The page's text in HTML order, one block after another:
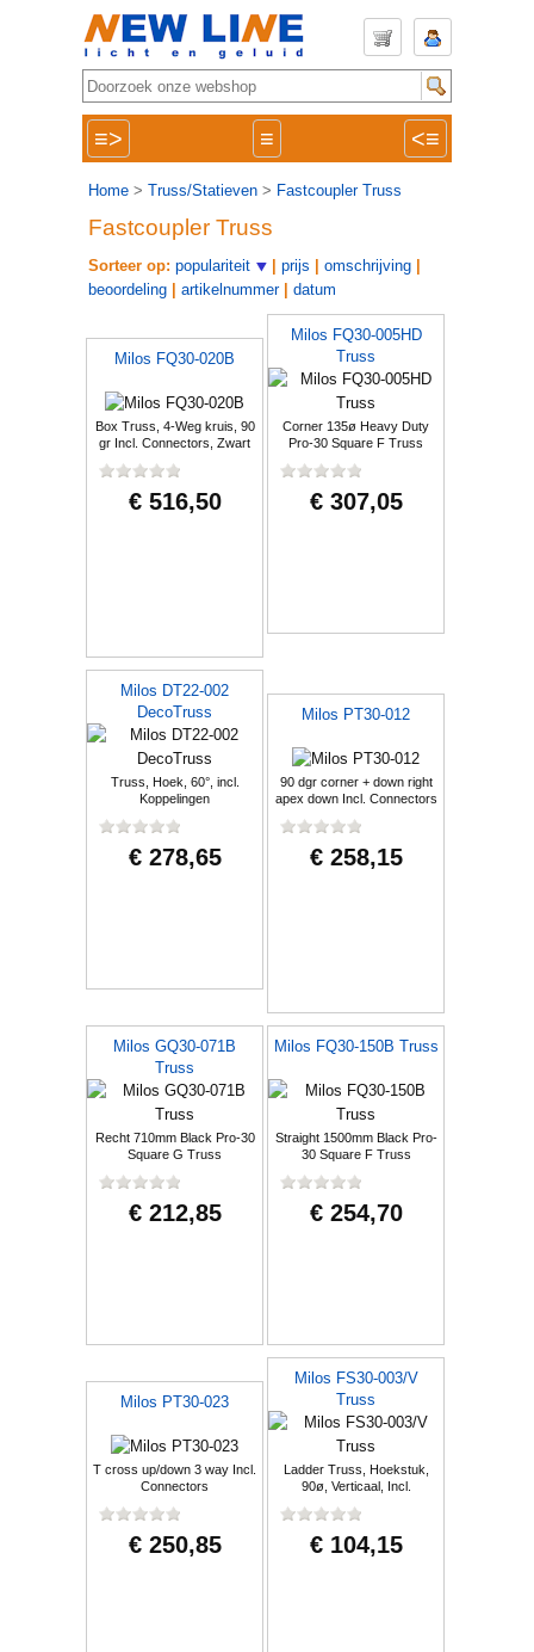
≡> ≡ <≡
Home > Truss/Statieven > Fastcoupler Truss
Fastcoupler Truss
Sorteer op: populariteit prijs omschrijving
beoordeling
artikelnummer| datum
Milos FQ30-020B
Box Truss, 4-Weg kruis, 90
gr Incl. Connectors, Zwart
€ 516,50
Milos FQ30-005HD
Truss
Corner 135ø Heavy Duty
Pro-30 Square F Truss
€ 307,05
Milos DT22-002
DecoTruss
Truss, Hoek, 60°, incl.
Koppelingen
€ 278,65
Milos PT30-012
90 dgr corner + down right
apex down Incl. Connectors
€ 258,15
Milos GQ30-071B
Truss
Recht 710mm Black Pro-30
Square G Truss
€ 212,85
Milos FQ30-150B Truss
Straight 1500mm Black Pro-
30 Square F Truss
€ 254,70
Milos PT30-023
T cross up/down 3 way Incl.
Connectors
€ 250,85
Milos FS30-003/V
Truss
Ladder Truss, Hoekstuk,
90ø, Verticaal, Incl.
€ 104,15